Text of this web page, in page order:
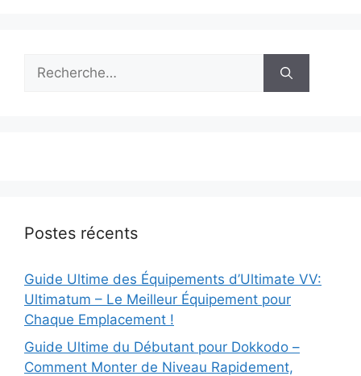
Rechercher :
Postes récents
Guide Ultime des Équipements d’Ultimate VV:
Ultimatum – Le Meilleur Équipement pour
Chaque Emplacement !
Guide Ultime du Débutant pour Dokkodo –
Comment Monter de Niveau Rapidement,